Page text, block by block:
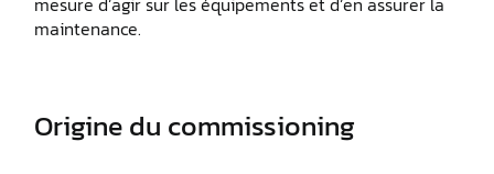
maintenance.
Origine du commissioning